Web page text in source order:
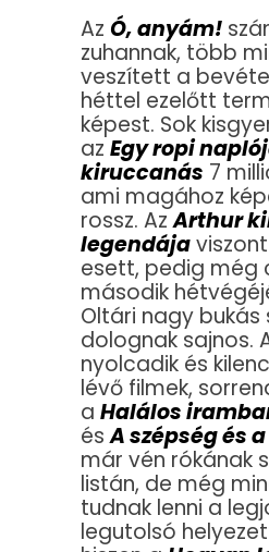
Az Ó, anyám!
zuhannak, több
veszített a
héttel ezelőtt
képest. Sok
az Egy ropi
kiruccanás 7
ami magához
rossz. AzArthur
legendája
esett, pedig még
második
Oltári nagy bukás
dolognak sajnos.
nyolcadik és
lévő filmek,
a Halálos
ésA szépség és
már vén rókának
listán, de még
tudnak lenni a
legutolsó